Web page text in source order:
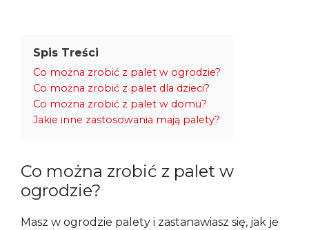
Spis Treści
Co można zrobić z palet w ogrodzie?
Co można zrobić z palet dla dzieci?
Co można zrobić z palet w domu?
Jakie inne zastosowania mają palety?
Co można zrobić z palet w
ogrodzie?
Masz w ogrodzie palety i zastanawiasz się, jak je